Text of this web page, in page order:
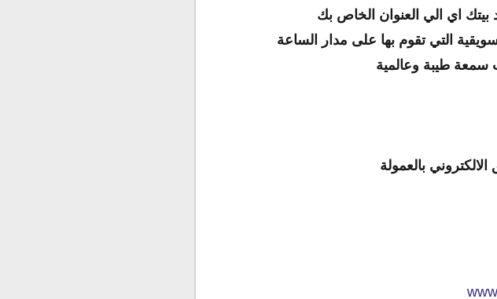
اي الي العنوان الخاص بك
التي تقوم بها على مدار الساعة
سمعة طيبة وعالمية
بالعمولة